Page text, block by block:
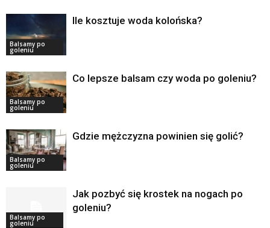
Balsamy po
goleniu
Ile kosztuje woda kolońska?
Balsamy po
goleniu
Co lepsze balsam czy woda po goleniu?
Balsamy po
goleniu
Gdzie mężczyzna powinien się golić?
Balsamy po
goleniu
Jak pozbyć się krostek na nogach po
goleniu?